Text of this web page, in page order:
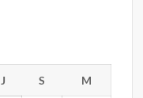
J S
M